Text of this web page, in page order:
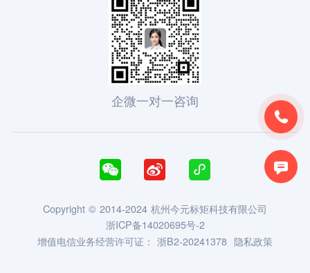


企微一对一咨询
  
Copyright © 2014-2024 杭州今元标矩科技有限公司
浙ICP备14020695号-2
增值电信业务经营许可证： 浙B2-20241378 隐私政策